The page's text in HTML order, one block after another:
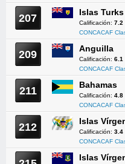
207 Islas
Calificación: 7.2
CONCACAF
209 Anguilla
Calificación: 6.1
CONCACAF
211 Bahamas
Calificación: 4.8
CONCACAF
212 Islas
Calificación: 3.4
CONCACAF
Islas